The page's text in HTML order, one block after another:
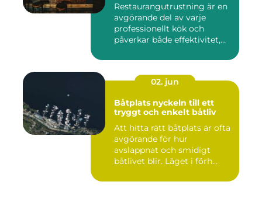
Restaurangutrustning är en
avgörande del av varje
professionellt kök och
påverkar både effektivitet,...
02. jun
Båtplats nyckeln till ett
tryggt och enkelt båtliv
Att hitta rätt båtplats är ofta
avgörande för hur
avslappnat och smidigt
båtlivet blir. Läget i förh...